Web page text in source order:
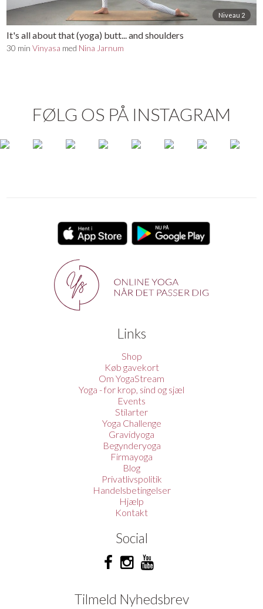
Niveau 2
It's all about that (yoga) butt... and shoulders
30 minVinyasa med Nina Jarnum
FØLG OS PÅ INSTAGRAM
Links
Shop
Køb gavekort
Om YogaStream
Yoga - for krop, sind og sjæl
Events
Stilarter
Yoga Challenge
Gravidyoga
Begynderyoga
Firmayoga
Blog
Privatlivspolitik
Handelsbetingelser
Hjælp
Kontakt
Social
Tilmeld Nyhedsbrev